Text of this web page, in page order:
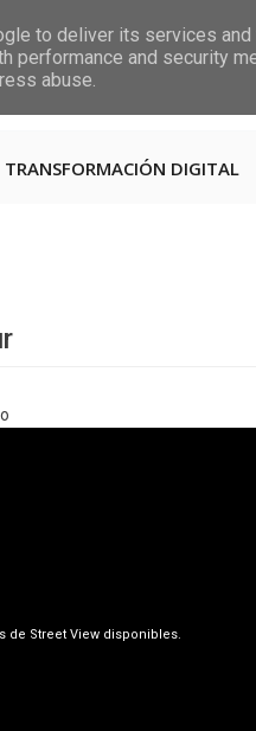
TRANSFORMACIÓN DIGITAL
to deliver its services
performance and security
abuse.